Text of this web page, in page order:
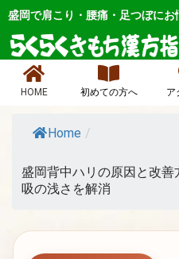
内
を
盛岡で肩こり・腰痛・足つぼにお
HOME 初めての方へ ア
Home /
盛岡背中ハリの原因と改
吸の浅さを解消